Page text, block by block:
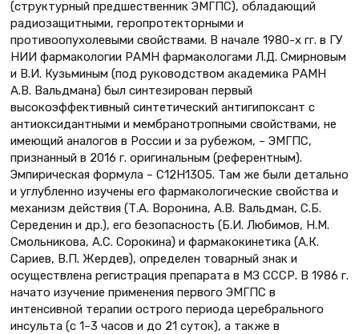
(структурный предшественник ЭМГПС), обладающий
радиозащитными, геропротекторными и
противоопухолевыми свойствами. В начале 1980-х гг. в ГУ
НИИ фармакологии РАМН фармакологами Л.Д. Смирновым
и В.И. Кузьминым (под руководством академика РАМН
А.В. Вальдмана) был синтезирован первый
высокоэффективный синтетический антигипоксант с
антиоксидантными и мембранотропными свойствами, не
имеющий аналогов в России и за рубежом, – ЭМГПС,
признанный в 2016 г. оригинальным (референтным).
Эмпирическая формула – С12Н13О5. Там же были детально
и углубленно изучены его фармакологические свойства и
механизм действия (Т.А. Воронина, А.В. Вальдман, С.Б.
Середенин и др.), его безопасность (Б.И. Любимов, Н.М.
Смольникова, А.С. Сорокина) и фармакокинетика (А.К.
Сариев, В.П. Жердев), определен товарный знак и
осуществлена регистрация препарата в МЗ СССР. В 1986 г.
начато изучение применения первого ЭМГПС в
интенсивной терапии острого периода церебрального
инсульта (с 1–3 часов и до 21 суток), а также в